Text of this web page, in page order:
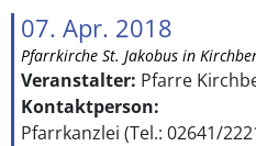
07. Apr. 2018
Pfarrkirche St. Jakobus in
Veranstalter: Pfarre
Kontaktperson:
Pfarrkanzlei (Tel.: 02641/